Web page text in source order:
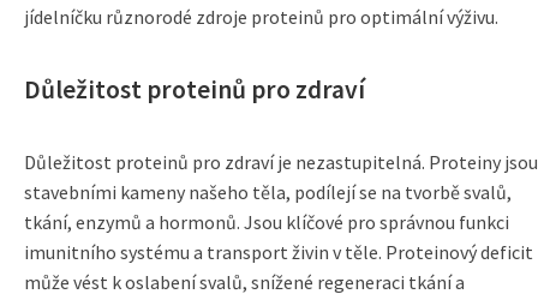
jídelníčku různorodé zdroje proteinů pro optimální výživu.
Důležitost proteinů pro zdraví
Důležitost proteinů pro zdraví je nezastupitelná. Proteiny jsou
stavebními kameny našeho těla, podílejí se na tvorbě svalů,
tkání, enzymů a hormonů. Jsou klíčové pro správnou funkci
imunitního systému a transport živin v těle. Proteinový deficit
může vést k oslabení svalů, snížené regeneraci tkání a